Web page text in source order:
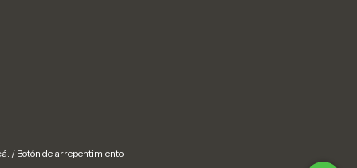
/ Botón de arrepentimiento